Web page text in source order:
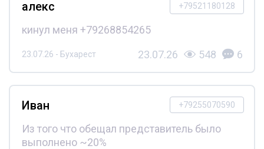
+79521180128
алекс
кинул меня +79268854265
23.07.26 - Бухарест 23.07.26 548 6
+79255070590
Иван
Из того что обещал представитель было
выполнено ~20%